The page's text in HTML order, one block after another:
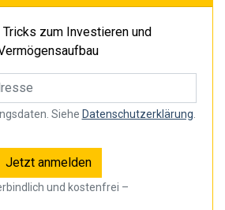
zum Investieren und
Siehe Datenschutzerklärung.
und kostenfrei –